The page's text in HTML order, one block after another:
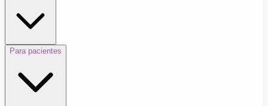
Para pacientes